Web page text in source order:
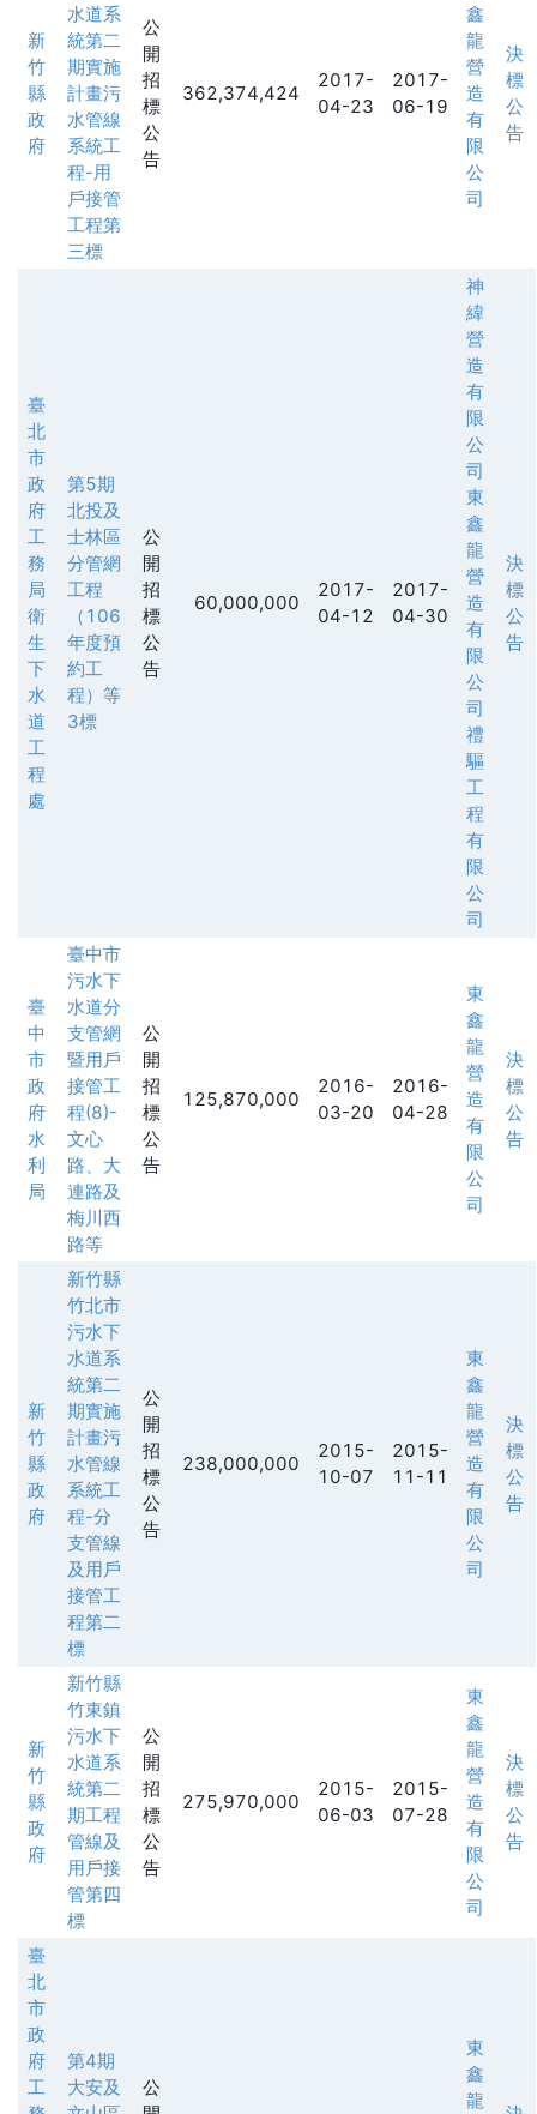
新
竹
縣
政
府
水道系
統第二
期實施
計畫污
水管線
系統工
程-用
戶接管
工程第
三標
公
開
招
標
公
告
362,374,424
2017-
04-23
2017-
06-19
鑫
龍
營
造
有
限
公
司
決
標
公
告
臺
北
市
政
府
工
務
局
衛
生
下
水
道
工
程
處
第5期
北投及
士林區
分管網
工程
（106
年度預
約工
程）等
3標
公
開
招
標
公
告
60,000,000
2017-
04-12
2017-
04-30
神
緯
營
造
有
限
公
司
東
鑫
龍
營
造
有
限
公
司
禮
驅
工
程
有
限
公
司
決
標
公
告
臺
中
市
政
府
水
利
局
臺中市
污水下
水道分
支管網
暨用戶
接管工
程(8)-
文心
路、大
連路及
梅川西
路等
公
開
招
標
公
告
125,870,000
2016-
03-20
2016-
04-28
東
鑫
龍
營
造
有
限
公
司
決
標
公
告
新
竹
縣
政
府
新竹縣
竹北市
污水下
水道系
統第二
期實施
計畫污
水管線
系統工
程-分
支管線
及用戶
接管工
程第二
標
公
開
招
標
公
告
238,000,000
2015-
10-07
2015-
11-11
東
鑫
龍
營
造
有
限
公
司
決
標
公
告
新
竹
縣
政
府
新竹縣
竹東鎮
污水下
水道系
統第二
期工程
管線及
用戶接
管第四
標
公
開
招
標
公
告
275,970,000
2015-
06-03
2015-
07-28
東
鑫
龍
營
造
有
限
公
司
決
標
公
告
臺
北
市
政
府
工
第4期
大安及
公
東
鑫
龍